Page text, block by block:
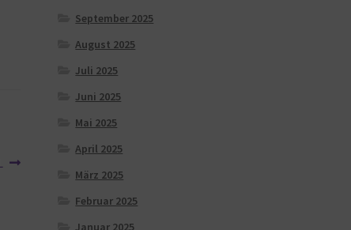
September 2025
August 2025
Juli 2025
Juni 2025
Mai 2025
April 2025
März 2025
Februar 2025
Januar 2025